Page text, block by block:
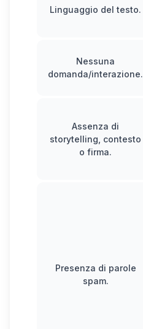
Linguaggio del testo.
Nessuna
domanda/interazione.
Assenza di
storytelling, contesto
o firma.
Presenza di parole
spam.